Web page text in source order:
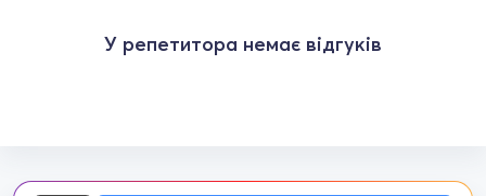
У репетитора немає відгуків